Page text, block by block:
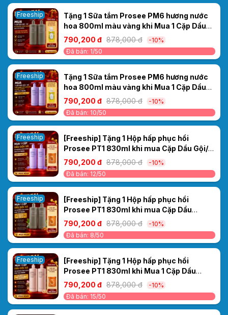
Freeship
Tặng 1 Sữa tắm Prosee PM6 hương nước
hoa 800ml màu vàng khi Mua 1 Cặp Dầu
Gội/Xả Ceylanpuree Luxury Aroma
CS5/CC5 1000ml – Giải Pháp Cho Da Đầu
Gàu Ngứa, Tóc Khô Xơ
790,200 đ 878,000 đ
-10%
Đã bán: 1/50
Freeship
Tặng 1 Sữa tắm Prosee PM6 hương nước
hoa 800ml màu vàng khi Mua 1 Cặp Dầu
Gội/ Xả Cao Cấp Collagen Ceylanpuree
Luxury Aroma CS4/CC4 1000ml – Kiểm
Soát Dầu
790,200 đ 878,000 đ
-10%
Đã bán: 10/50
Freeship
[Freeship] Tặng 1 Hộp hấp phục hồi
Prosee PT1 830ml khi mua Cặp Dầu Gội/
Xả Cao Cấp Collagen Ceylanpuree Luxury
Aroma CS4/CC4 1000ml – Kiểm Soát Dầu
790,200 đ 878,000 đ
-10%
Đã bán: 12/50
Freeship
[Freeship] Tặng 1 Hộp hấp phục hồi
Prosee PT1 830ml khi mua Cặp Dầu
Gội/Xả Ceylanpuree Luxury Aroma
CS5/CC5 1000ml – Giải Pháp Cho Da Đầu
Gàu Ngứa, Tóc Khô Xơ
790,200 đ 878,000 đ
-10%
Đã bán: 8/50
Freeship
[Freeship] Tặng 1 Hộp hấp phục hồi
Prosee PT1 830ml khi Mua 1 Cặp Dầu
Gội/Xả Ceylanpuree Luxury Aroma
1000ml CS6/CC6 – Phục Hồi & Dưỡng Ẩm
Cho Mái Tóc Mềm Mượt Chuẩn Salon
790,200 đ 878,000 đ
-10%
Đã bán: 15/50